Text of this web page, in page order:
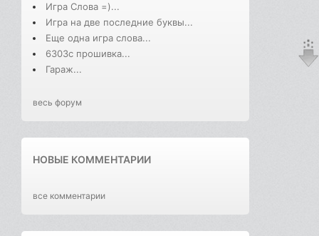
Игра Слова =)...
Игра на две последние буквы...
Еще одна игра слова...
6303с прошивка...
Гараж...
весь форум
НОВЫЕ КОММЕНТАРИИ
все комментарии